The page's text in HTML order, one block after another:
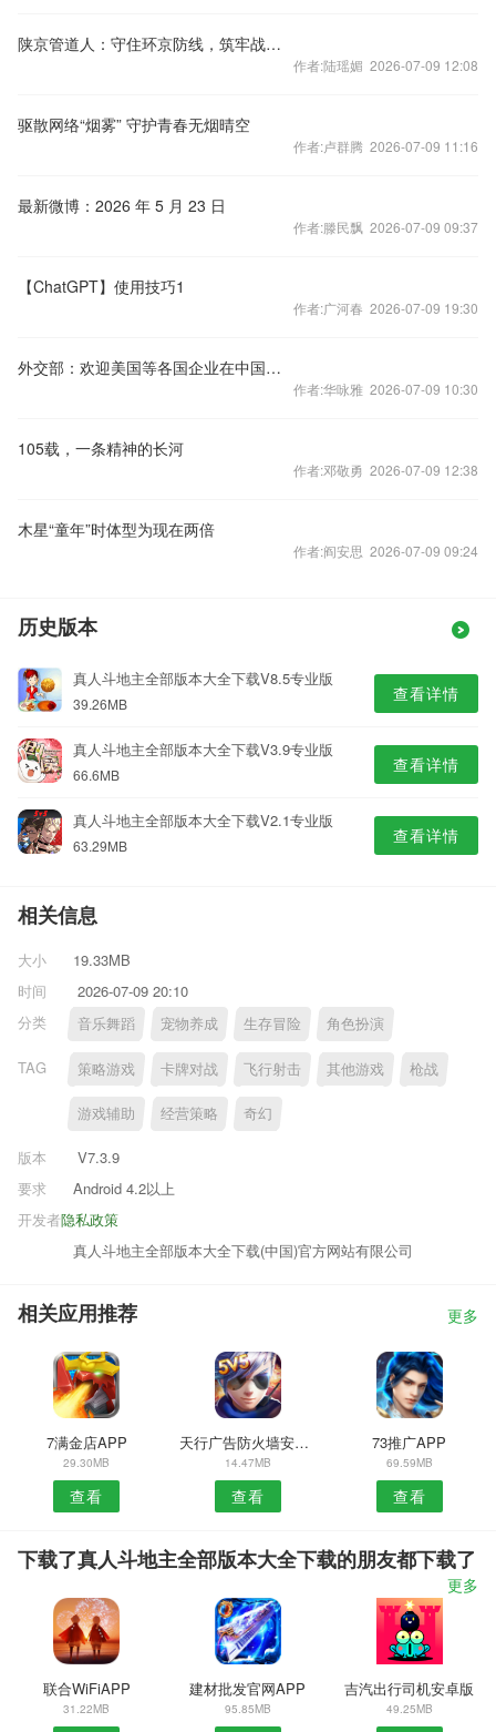
陕京管道人：守住环京防线，筑牢战疫底“气”
作者:陆瑶媚 2026-07-09 12:08
驱散网络“烟雾” 守护青春无烟晴空
作者:卢群腾 2026-07-09 11:16
最新微博：2026 年 5 月 23 日
作者:滕民飘 2026-07-09 09:37
【ChatGPT】使用技巧1
作者:广河春 2026-07-09 19:30
外交部：欢迎美国等各国企业在中国经营发展共享未来
作者:华咏雅 2026-07-09 10:30
105载，一条精神的长河
作者:邓敬勇 2026-07-09 12:38
木星“童年”时体型为现在两倍
作者:阎安思 2026-07-09 09:24
历史版本
真人斗地主全部版本大全下载V8.5专业版
39.26MB 查看详情
真人斗地主全部版本大全下载V3.9专业版
66.6MB 查看详情
真人斗地主全部版本大全下载V2.1专业版
63.29MB 查看详情
相关信息
大小
19.33MB
时间
2026-07-09 20:10
分类
音乐舞蹈 宠物养成 生存冒险 角色扮演
TAG 策略游戏 卡牌对战 飞行射击 其他游戏 枪战
游戏辅助 经营策略 奇幻
版本
V7.3.9
要求
Android 4.2以上
隐私政策
开发者
真人斗地主全部版本大全下载(中国)官方网站有限公司
相关应用推荐 更多
7满金店APP
29.30MB
查看
天行广告防火墙安卓版
14.47MB
查看
73推广APP
69.59MB
查看
下载了真人斗地主全部版本大全下载的朋友都下载了
更多
联合WiFiAPP
31.22MB
建材批发官网APP
95.85MB
吉汽出行司机安卓版
49.25MB